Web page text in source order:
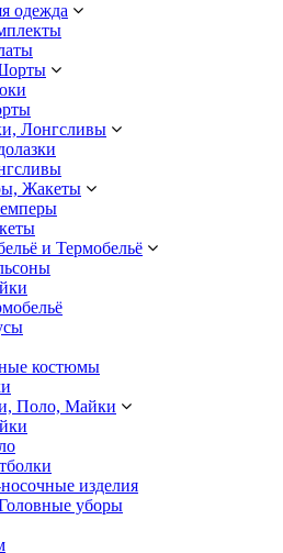
одежда
Лонгсливы
Жакеты
и Термобельё
костюмы
Поло, Майки
изделия
уборы